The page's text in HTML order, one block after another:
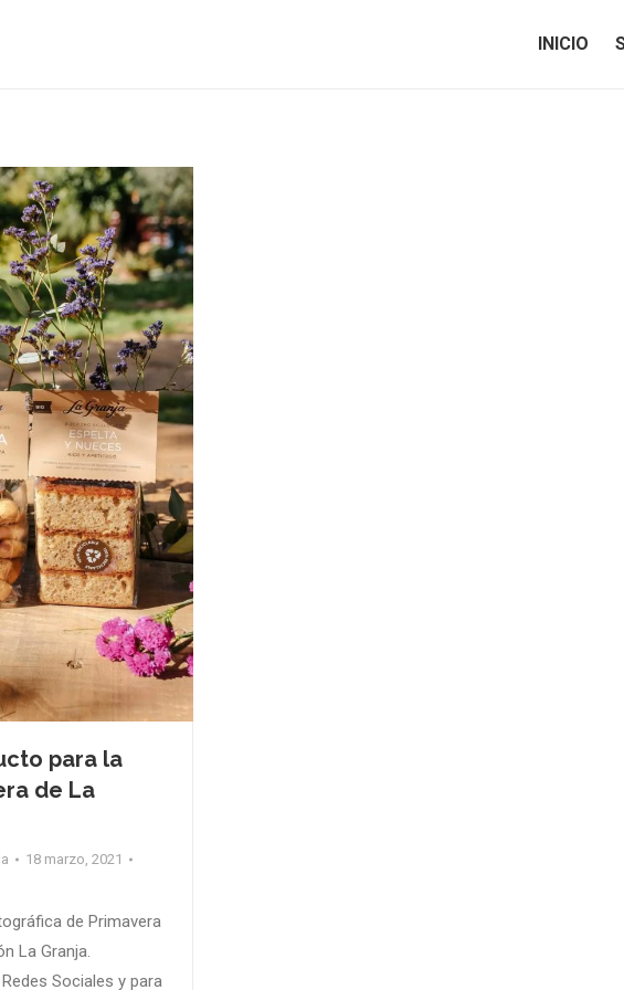
INICIO
para la
de La
18 marzo, 2021
de Primavera
La Granja.
Sociales y para
INICIO